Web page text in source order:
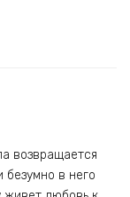
возвращается
безумно в него